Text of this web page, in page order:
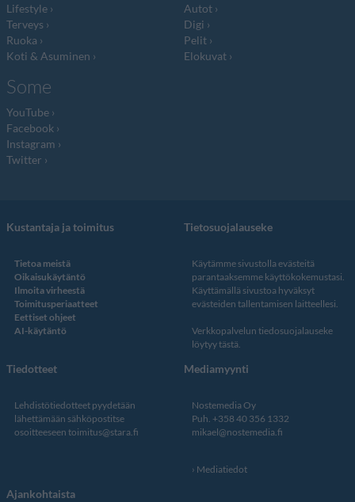
Lifestyle
Terveys
Ruoka
Koti & Asuminen
Autot
Digi
Pelit
Elokuvat
Some
YouTube
Facebook
Instagram
Twitter
Kustantaja ja toimitus
Tietoa meistä
Oikaisukäytäntö
Ilmoita virheestä
Toimitusperiaatteet
Eettiset ohjeet
AI-käytäntö
Tietosuojalauseke
Käytämme sivustolla evästeitä
parantaaksemme käyttökokemustasi.
Käyttämällä sivustoa hyväksyt
evästeiden tallentamisen laitteellesi.
Verkkopalvelun tiedosuojalauseke
löytyy tästä.
Tiedotteet
Lehdistötiedotteet pyydetään
lähettämään sähköpostitse
osoitteeseen toimitus@stara.fi
Mediamyynti
Nostemedia Oy
Puh. +358 40 356 1332
mikael@nostemedia.fi
Mediatiedot
Ajankohtaista